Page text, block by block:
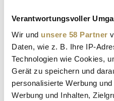
Verantwortungsvoller
Wir und unsere 58 Partner
Daten, wie z. B. Ihre IP-
Technologien wie Cookies,
Gerät zu speichern und
personalisierte Werbung
Werbung und Inhalten,